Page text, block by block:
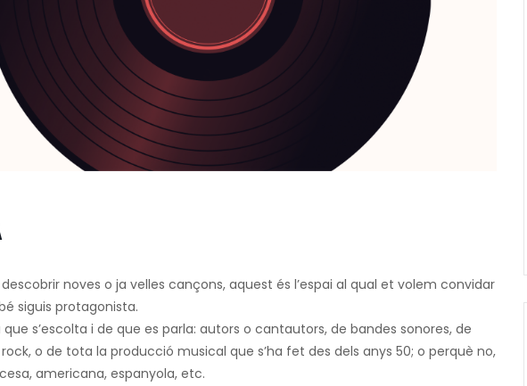
noves o ja velles cançons, aquest és l’espai al qual et volem convidar
siguis protagonista.
s’escolta i de que es parla: autors o cantautors, de bandes sonores, de
o de tota la producció musical que s’ha fet des dels anys 50; o perquè no,
americana, espanyola, etc.